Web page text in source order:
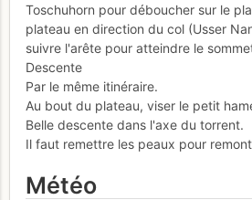
Toschuhorn pour déboucher sur le
plateau en direction du col (Usser
suivre l'arête pour atteindre le
Descente
Par le même itinéraire.
Au bout du plateau, viser le petit
Belle descente dans l'axe du torrent.
Il faut remettre les peaux pour
Météo